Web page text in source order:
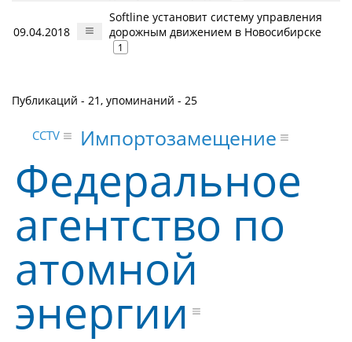
09.04.2018
Softline установит систему управления
дорожным движением в Новосибирске
1
Публикаций - 21, упоминаний - 25
Федеральное
агентство по
атомной
энергии
Импортозамещение
CCTV